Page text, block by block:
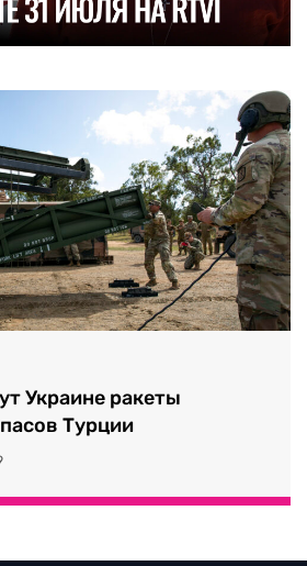
Украине ракеты
Турции